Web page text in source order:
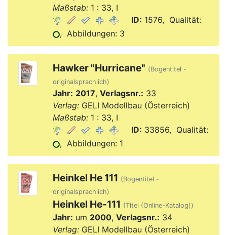
Maßstab:1 : 33, I
ID: 1576, Qualität:
, Abbildungen: 3
Hawker "Hurricane" (Bogentitel -
originalsprachlich)
Jahr: 2017, Verlagsnr.: 33
Verlag:GELI Modellbau (Österreich)
Maßstab:1 : 33, I
ID: 33856, Qualität:
, Abbildungen: 1
Heinkel He 111 (Bogentitel -
originalsprachlich)
Heinkel He-111 (Titel (Online-Katalog))
Jahr: um 2000, Verlagsnr.: 34
Verlag:GELI Modellbau (Österreich)